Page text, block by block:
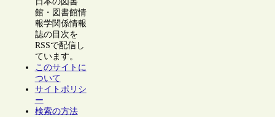
館・図書館情
報学関係情報
誌の目次を
RSSで配信し
ています。
このサイトに
ついて
サイトポリシ
ー
検索の方法